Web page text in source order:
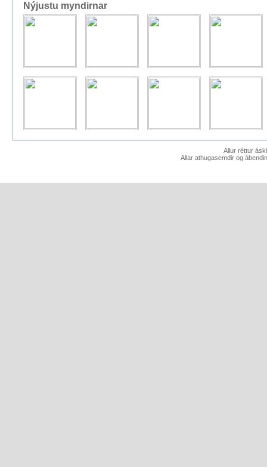
Nýjustu myndirnar
Allur réttur
Allar athugasemdir og